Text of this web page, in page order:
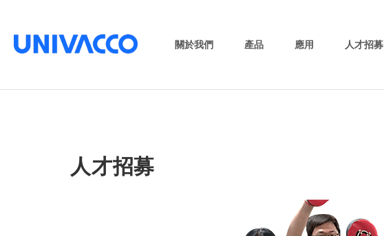
關於我們 產品 應用 人才招募
人才招募